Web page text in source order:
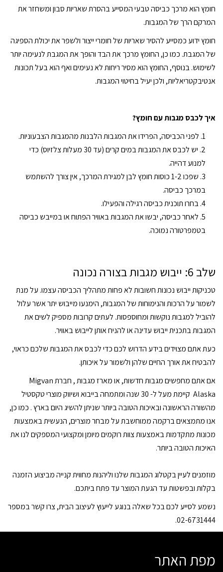
חומץ הוא מרכך כביסה טבעי המסייע בהסרת שאריות סבון ומשחזר את
המרקם הרך של המגבות.
חומץ ידוע כמסייע להסיר שאריות של חומרי ייצור ולשפר את יכולת הספיגה
של המגבת. כמו כן, החומץ מרכך את הבד והופך את המגבת לנעימה יותר
לשימוש. בנוסף, החומץ הוא מסיר ריחות לא נעימים ואף הוא בעל תכונות
אנטיבקטריאליות, ולכן יעיל בחיטוי המגבות.
איך לכבס מגבות עם חומץ?
לפני הכביסה, הפרידו את המגבות הלבנות מהמגבות הצבעוניות.
יש לכבס את המגבות במים קרים (עד 30 מעלות צלזיוס) כדי
למנוע דהייה.
שפכו 1-2 כוסות חומץ לבן למגירת המרכך, אין צורך להשתמש
במרכך כביסה.
בחרו תוכנית כביסה רגילה והפעילו.
לאחר כביסה, יבשו את המגבות באוויר הפתוח או במייבש כביסה
בטמפרטורה נמוכה.
שלב 6: ייבוש מגבות בצורה נכונה
טכניקות ייבוש נכונות חשובות לא פחות מתהליך הכביסה עצמו. על מנת
לשמור על הרכות והנימוחות של המגבות, הימנעו מייבוש יתר אשר עלול
להוביל למגבות נוקשות ומחוספסות. לעתים קרובות מספיק לשים את
המגבות בתכנית ייבוש עדינה או להניח אותן לייבוש באוויר.
כעת אתם מצוידים בידע הדרוש לכם כדי לכבס את המגבות שלכם כראוי,
להבטיח את אורך החיים שלהן ולשמור על איכותן.
אם אתם מחפשים מגבות חדשות, אומארז מגבות
, חברת Migvan
Alaska קיימת מעל ל- 30 שנה ומתמחה בייבוא ושיווק מוצרי טקסטיל
מהשורה הראשונה ובאיכות הטובה ביותר שניתן להשיג היום בארץ . כמו כן,
אנו מתמצאים ברקמה ממוחשבת על מבחר מוצרים, הנעשית באמצעות
מכונות מתקדמות באמצעות צוות רוקמים מיומן ומקצועי המספקים לנו את
האיכות הטובה ביותר.
מוזמנים לעיין בקטלוג המגבות שלנו וליהנות מחווית קנייה מביצוע הזמנה
בקלות ובפשטות עד הגעת המוצר עד פתח ביתכם.
נשמע לסייע לכם בכל שאלה בנוגע לייעוץ לעיצוב הבית, צרו קשר במספר
02-6731444.
מפת האתר